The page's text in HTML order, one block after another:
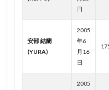
日
安部 結蘭
(YURA)
2005
年6
月16
日
2005